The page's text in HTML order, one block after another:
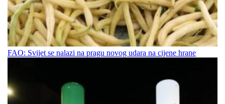
FAO: Svijet se nalazi na pragu novog udara na cijene hrane